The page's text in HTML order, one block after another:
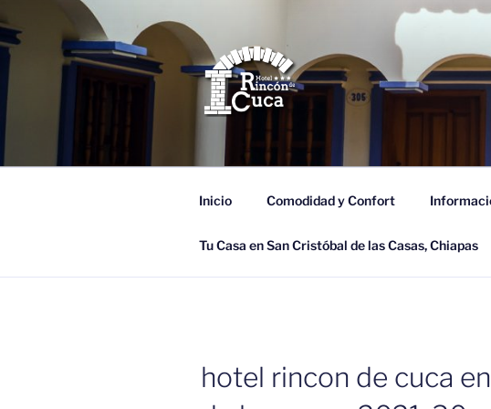
al
contenido
HOTEL
Tu Casa en San Cristóbal de las Casas,
Inicio Comodidad y Confort
Tu Casa en San Cristóbal de las Casas, Chiapas
hotel rincon de cuca